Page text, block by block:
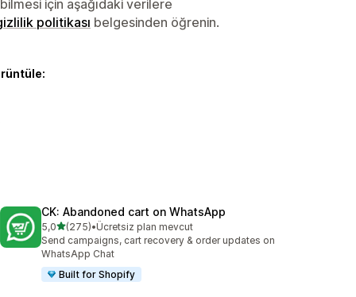
için aşağıdaki verilere
politikası belgesinden öğrenin.
CK: Abandoned cart on WhatsApp
5,05 yıldız üzerinden
(275)
toplam 275 değerlendirme
•Ücretsiz plan mevcut
Send campaigns, cart recovery & order updates on
WhatsApp Chat
Built for Shopify